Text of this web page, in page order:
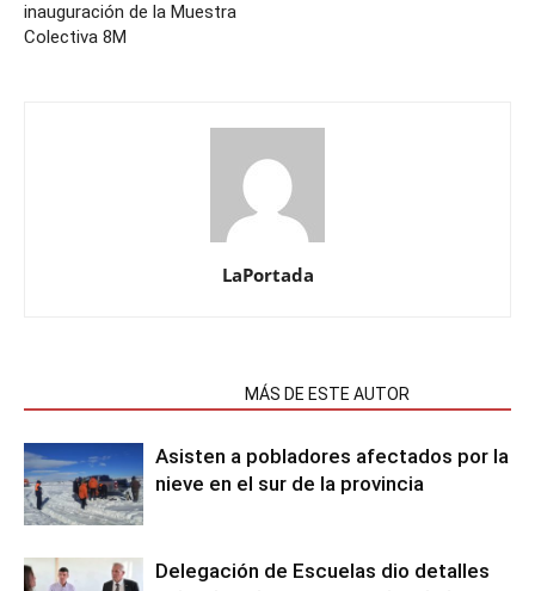
inauguración de la Muestra
Colectiva 8M
LaPortada
MÁS DE ESTE AUTOR
Asisten a pobladores afectados por la
nieve en el sur de la provincia
Delegación de Escuelas dio detalles